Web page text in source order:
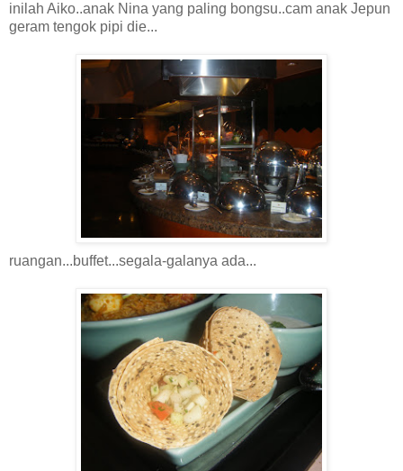
inilah Aiko..anak Nina yang paling bongsu..cam anak Jepun
geram tengok pipi die...
ruangan...buffet...segala-galanya ada...